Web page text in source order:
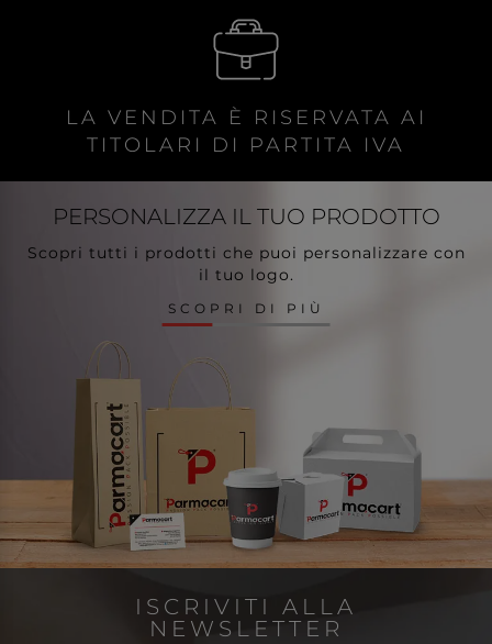
LA VENDITA È RISERVATA AI
TITOLARI DI PARTITA IVA
PERSONALIZZA IL TUO PRODOTTO
Scopri tutti i prodotti che puoi personalizzare con
il tuo logo.
SCOPRI DI PIÙ
ISCRIVITI ALLA
NEWSLETTER